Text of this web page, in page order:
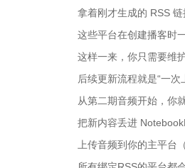
拿着刚才生成的 RSS
这些平台在创建播客时
这样一来，你只需要维
后续更新流程就是“一次
从第二期音频开始，你
把新内容丢进
上传音频到你的主平台